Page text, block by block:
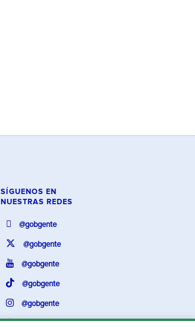
SÍGUENOS EN
NUESTRAS REDES
@gobgente
@gobgente
@gobgente
@gobgente
@gobgente
@gobgente